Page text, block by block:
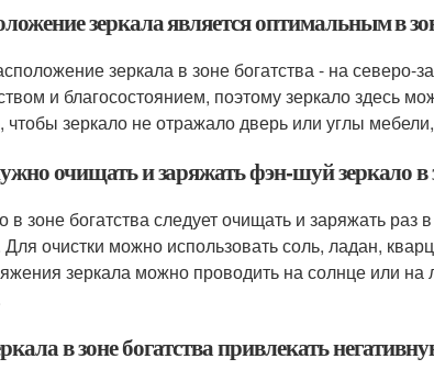
зеркала является оптимальным в
зеркала в зоне богатства - на северо-
и благосостоянием, поэтому зеркало здесь
зеркало не отражало дверь или углы
очищать и заряжать фэн-шуй зеркало в
в зоне богатства следует очищать и заряжать раз
очистки можно использовать соль, ладан,
зеркала можно проводить на солнце или на
в зоне богатства привлекать